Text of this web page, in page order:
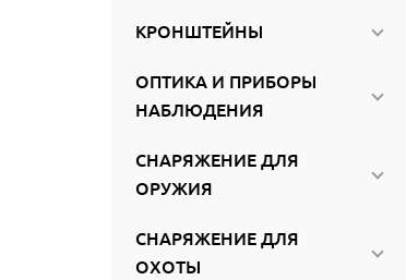
КРОНШТЕЙНЫ
ОПТИКА И ПРИБОРЫ
НАБЛЮДЕНИЯ
СНАРЯЖЕНИЕ ДЛЯ
ОРУЖИЯ
СНАРЯЖЕНИЕ ДЛЯ
ОХОТЫ